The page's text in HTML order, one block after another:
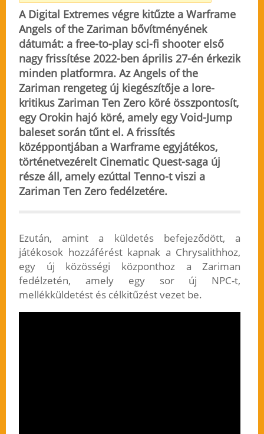
A Digital Extremes végre kitűzte a Warframe
Angels of the Zariman bővítményének
dátumát: a free-to-play sci-fi shooter első
nagy frissítése 2022-ben április 27-én érkezik
minden platformra. Az Angels of the
Zariman rengeteg új kiegészítője a lore-
kritikus Zariman Ten Zero köré összpontosít,
egy Orokin hajó köré, amely egy Void-Jump
baleset során tűnt el. A frissítés
középpontjában a Warframe egyjátékos,
történetvezérelt Cinematic Quest-saga új
része áll, amely ezúttal Tenno-t viszi a
Zariman Ten Zero fedélzetére.
Ezután, amint a küldetés befejeződött, a
játékosok hozzáférést kapnak a Chrysalithhoz,
egy új közösségi központhoz a Zariman
fedélzetén, amely egy sor új NPC-t,
mellékküldetést és célkitűzést vezet be.